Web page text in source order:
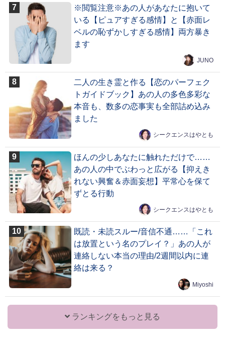
※閲覧注意※あの人があなたに抱いて
いる【ピュアすぎる感情】と【赤面レ
ベルの恥ずかしすぎる感情】両方暴き
ます
JUNO
二人の生き霊と作る【恋のパーフェク
トガイドブック】あの人の多色多彩な
本音も、数多の恋事実も全部詰め込み
ました
シークエンスはやとも
ほんの少しあなたに触れただけで……
あの人の中でぶわっと広がる【抑えき
れない興奮＆赤面妄想】平常心を保て
ずとる行動
シークエンスはやとも
既読・未読スルー/音信不通……「これ
は放置という名のプレイ？」あの人が
連絡しない本当の理由/2週間以内に連
絡は来る？
Miyoshi
ランキングをもっと見る